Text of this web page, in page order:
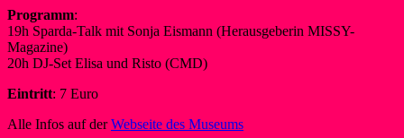
Programm:
19h Sparda-Talk mit Sonja Eismann (Herausgeberin MISSY-
Magazine)
20h DJ-Set Elisa und Risto (CMD)
Eintritt: 7 Euro
Alle Infos auf derWebseite des Museums